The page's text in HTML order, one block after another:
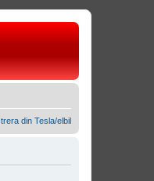
din Tesla/elbil